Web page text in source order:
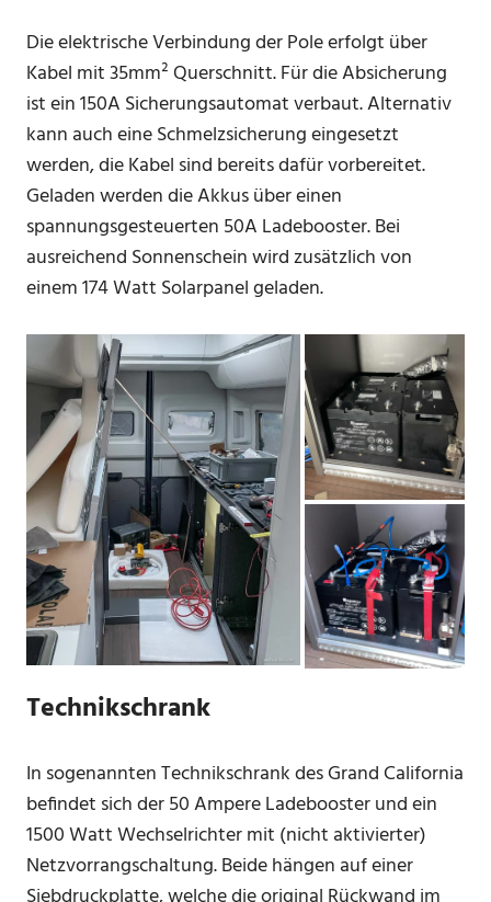
Die elektrische Verbindung der Pole erfolgt über
Kabel mit 35mm² Querschnitt. Für die Absicherung
ist ein 150A Sicherungsautomat verbaut. Alternativ
kann auch eine Schmelzsicherung eingesetzt
werden, die Kabel sind bereits dafür vorbereitet.
Geladen werden die Akkus über einen
spannungsgesteuerten 50A Ladebooster. Bei
ausreichend Sonnenschein wird zusätzlich von
einem 174 Watt Solarpanel geladen.
Technikschrank
In sogenannten Technikschrank des Grand California
befindet sich der 50 Ampere Ladebooster und ein
1500 Watt Wechselrichter mit (nicht aktivierter)
Netzvorrangschaltung. Beide hängen auf einer